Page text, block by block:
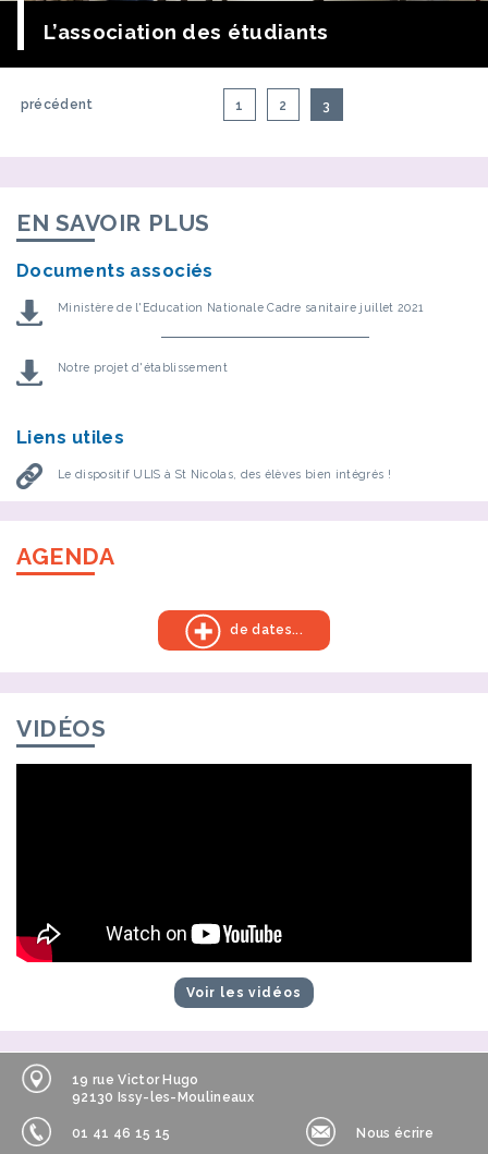
L’association des étudiants
rencontre la direction et le Bureau de l’APEL.
précédent
1 2 3
EN SAVOIR PLUS
Documents associés
Ministère de l'Education Nationale Cadre sanitaire juillet 2021
Notre projet d'établissement
Liens utiles
Le dispositif ULIS à St Nicolas, des élèves bien intégrés !
AGENDA
de dates...
VIDÉOS
Voir les vidéos
19 rue Victor Hugo
92130 Issy-les-Moulineaux
01 41 46 15 15 Nous écrire